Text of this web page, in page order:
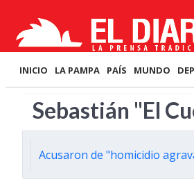
INICIO LA PAMPA PAÍS MUNDO
Sebastián "El
Acusaron de "homicidio